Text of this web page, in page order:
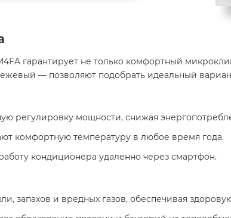
гарантирует не только комфортный
— позволяют подобрать идеальный
регулировку мощности, снижая
комфортную температуру в любое время года.
кондиционера удаленно через смартфон.
запахов и вредных газов, обеспечивая